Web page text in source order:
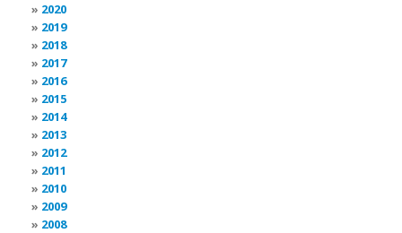
2020
2019
2018
2017
2016
2015
2014
2013
2012
2011
2010
2009
2008